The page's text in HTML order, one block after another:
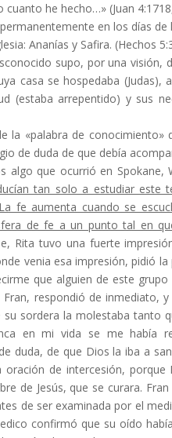
he hecho…» (Juan
en los días de
Ananías y Safira. (Hechos
supo, por una visión,
casa se hospedaba (Judas),
(estaba arrepen­tido) y sus
la «palabra de
de duda de que debía
que ocurrió en Spokane,
tan solo a estudiar este
fe aumenta cuando se
de fe a un punto tal en
Rita tuvo una fuerte
venia esa impresión, pidió
que alguien de este
respondió de inmediato,
sordera la molestaba tanto
en mi vida se me había
duda, de que Dios la iba a
de intercesión,
de Jesús, que se curara.
de ser exa­minada por el
confirmó que su oído